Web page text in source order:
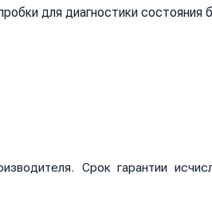
для диагностики состояния
Срок гарантии